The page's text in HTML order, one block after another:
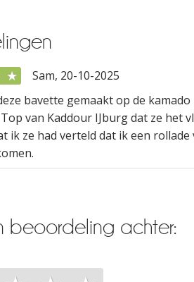
★
Sam, 20-10-2025
bavette gemaakt op de
van Kaddour IJburg dat ze het
ik ze had verteld dat ik een
beoordeling achter: